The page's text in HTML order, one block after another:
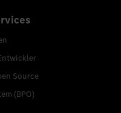
Source
(BPO)